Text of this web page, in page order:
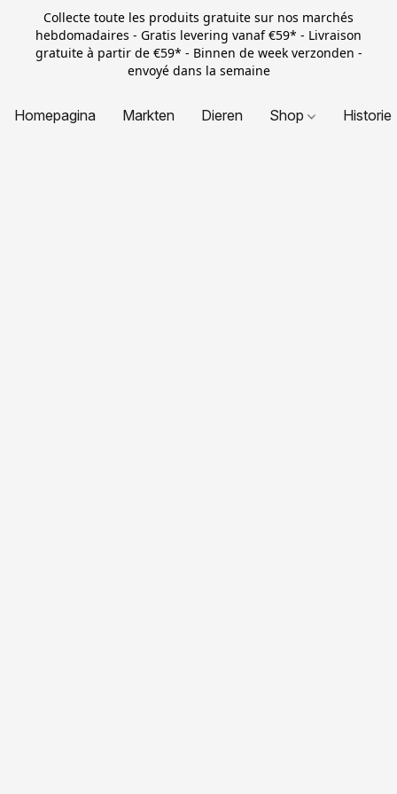
Collecte toute les produits gratuite sur nos marchés
hebdomadaires - Gratis levering vanaf €59* - Livraison
gratuite à partir de €59* - Binnen de week verzonden -
envoyé dans la semaine
Homepagina Markten Dieren Shop Historie